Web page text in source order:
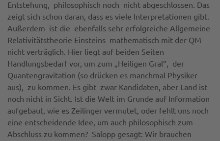
Entstehung, philosophisch noch nicht abgeschlossen. Das
zeigt sich schon daran, dass es viele Interpretationen gibt.
Außerdem ist die ebenfalls sehr erfolgreiche Allgemeine
Relativitätstheorie Einsteins mathematisch mit der QM
nicht verträglich. Hier liegt auf beiden Seiten
Handlungsbedarf vor, um zum „Heiligen Gral“, der
Quantengravitation (so drücken es manchmal Physiker
aus), zu kommen. Es gibt zwar Kandidaten, aber Land ist
noch nicht in Sicht. Ist die Welt im Grunde auf Information
aufgebaut, wie es Zeilinger vermutet, oder fehlt uns noch
eine entscheidende Idee, um auch philosophisch zum
Abschluss zu kommen? Salopp gesagt: Wir brauchen